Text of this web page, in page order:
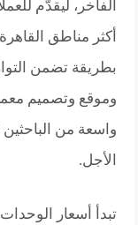
الفاخر، ليقدّم
أكثر مناطق
بطريقة تضمن
وموقع وتصميم
واسعة من
الأجل.
تبدأ أسعار